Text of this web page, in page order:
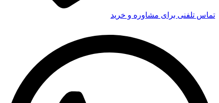
تماس تلفنی برای مشاوره و خرید